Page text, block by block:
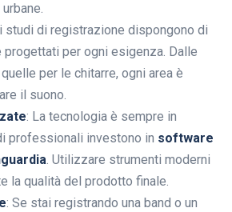
studi di registrazione dispongono di
per ogni esigenza. Dalle
per le chitarre, ogni area è
il suono.
: La tecnologia è sempre in
professionali investono in software
. Utilizzare strumenti moderni
la qualità del prodotto finale.
: Se stai registrando una band o un